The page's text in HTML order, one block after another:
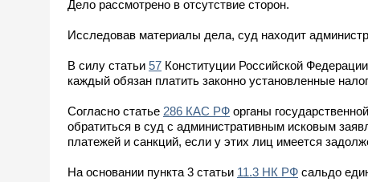
Дело рассмотрено в отсутствие сторон.
Исследовав материалы дела, суд находит
В силу статьи 57 Конституции Российской
каждый обязан платить законно установленные
Согласно статье 286 КАС РФ органы
обратиться в суд с административным исковым
платежей и санкций, если у этих лиц имеется
На основании пункта 3 статьи 11.3 НК РФ сальдо